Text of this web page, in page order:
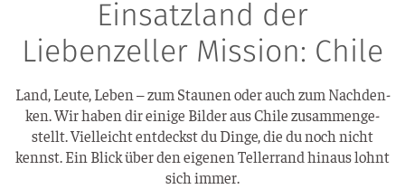
Einsatzland der
Liebenzeller Mission: Chile
Land, Leu­te, Leben – zum Stau­nen oder auch zum Nach­den­
ken. Wir haben dir eini­ge Bil­der aus Chi­le zusam­men­ge­
stellt. Viel­leicht ent­deckst du Din­ge, die du noch nicht
kennst. Ein Blick über den eige­nen Tel­ler­rand hin­aus lohnt
sich immer.